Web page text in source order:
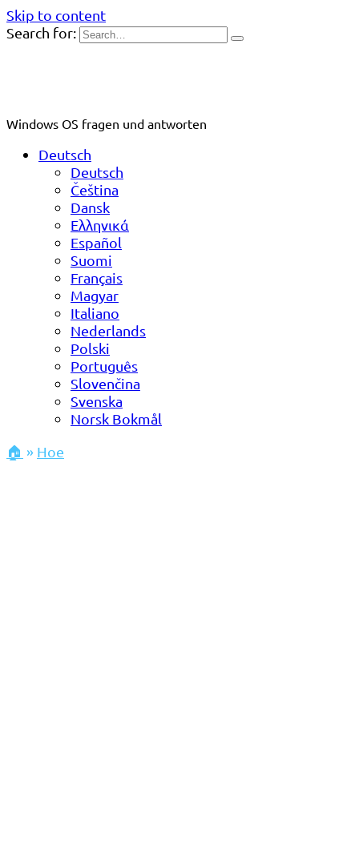
Skip to content
Search for:
Windows OS fragen und antworten
Deutsch
Deutsch
Čeština
Dansk
Ελληνικά
Español
Suomi
Français
Magyar
Italiano
Nederlands
Polski
Português
Slovenčina
Svenska
Norsk Bokmål
🏠 » Hoe